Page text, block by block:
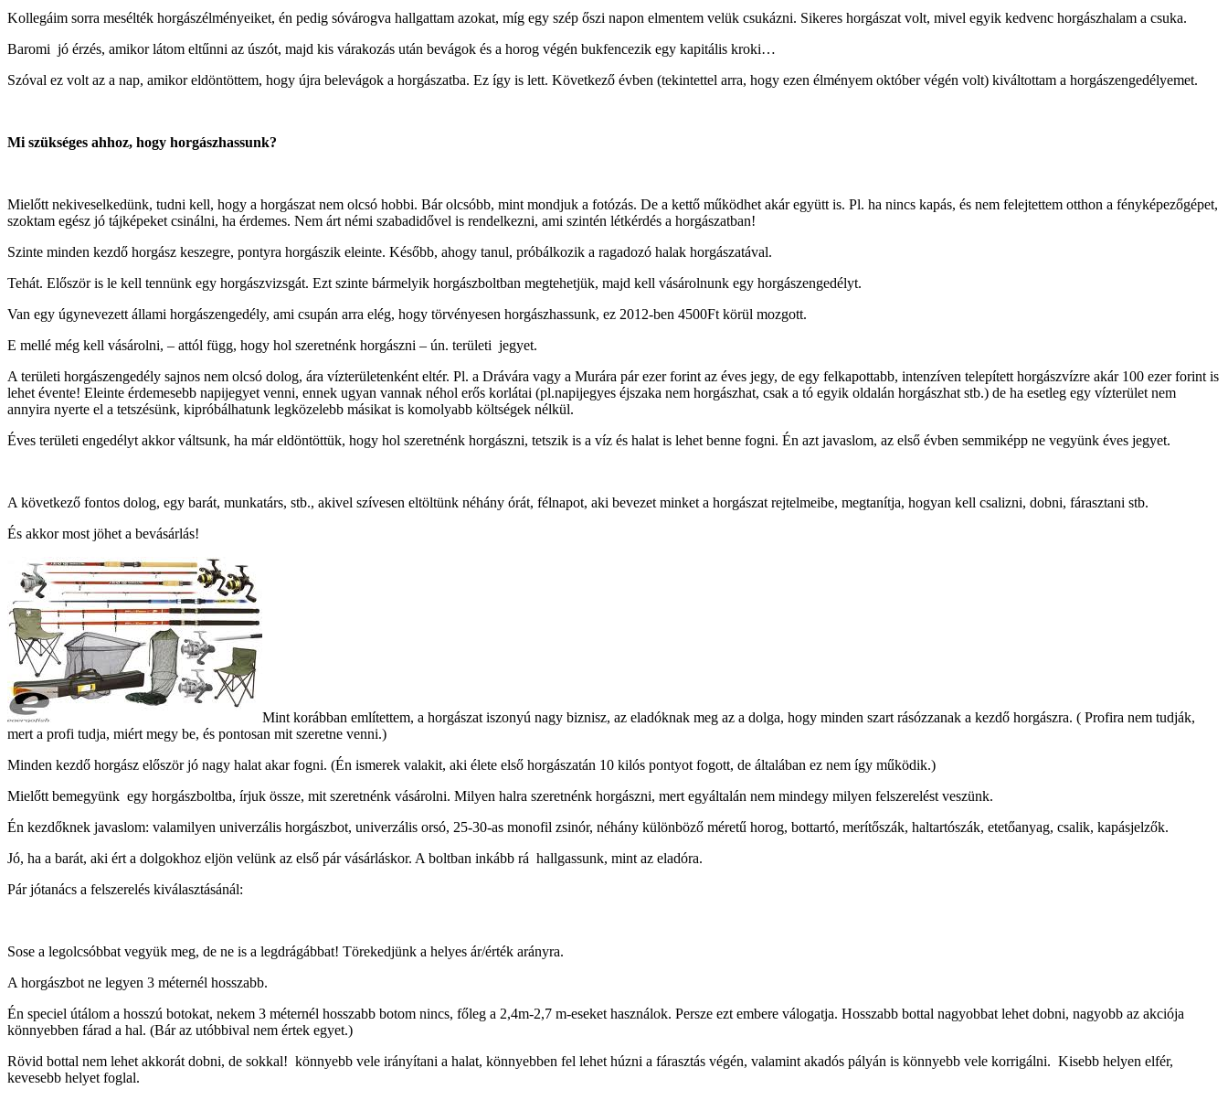
Kollegáim sorra mesélték horgászélményeiket, én pedig sóvárogva hallgattam azokat, míg egy szép őszi napon elmentem velük csukázni. Sikeres horgászat volt, mivel egyik kedvenc horgászhalam a csuka.
Baromi jó érzés, amikor látom eltűnni az úszót, majd kis várakozás után bevágok és a horog végén bukfencezik egy kapitális kroki…
Szóval ez volt az a nap, amikor eldöntöttem, hogy újra belevágok a horgászatba. Ez így is lett. Következő évben (tekintettel arra, hogy ezen élményem október végén volt) kiváltottam a horgászengedélyemet.
Mi szükséges ahhoz, hogy horgászhassunk?
Mielőtt nekiveselkedünk, tudni kell, hogy a horgászat nem olcsó hobbi. Bár olcsóbb, mint mondjuk a fotózás. De a kettő működhet akár együtt is. Pl. ha nincs kapás, és nem felejtettem otthon a fényképezőgépet,
szoktam egész jó tájképeket csinálni, ha érdemes. Nem árt némi szabadidővel is rendelkezni, ami szintén létkérdés a horgászatban!
Szinte minden kezdő horgász keszegre, pontyra horgászik eleinte. Később, ahogy tanul, próbálkozik a ragadozó halak horgászatával.
Tehát. Először is le kell tennünk egy horgászvizsgát. Ezt szinte bármelyik horgászboltban megtehetjük, majd kell vásárolnunk egy horgászengedélyt.
Van egy úgynevezett állami horgászengedély, ami csupán arra elég, hogy törvényesen horgászhassunk, ez 2012-ben 4500Ft körül mozgott.
E mellé még kell vásárolni, – attól függ, hogy hol szeretnénk horgászni – ún. területi jegyet.
A területi horgászengedély sajnos nem olcsó dolog, ára vízterületenként eltér. Pl. a Drávára vagy a Murára pár ezer forint az éves jegy, de egy felkapottabb, intenzíven telepített horgászvízre akár 100 ezer forint is
lehet évente! Eleinte érdemesebb napijegyet venni, ennek ugyan vannak néhol erős korlátai (pl.napijegyes éjszaka nem horgászhat, csak a tó egyik oldalán horgászhat stb.) de ha esetleg egy vízterület nem
annyira nyerte el a tetszésünk, kipróbálhatunk legközelebb másikat is komolyabb költségek nélkül.
Éves területi engedélyt akkor váltsunk, ha már eldöntöttük, hogy hol szeretnénk horgászni, tetszik is a víz és halat is lehet benne fogni. Én azt javaslom, az első évben semmiképp ne vegyünk éves jegyet.
A következő fontos dolog, egy barát, munkatárs, stb., akivel szívesen eltöltünk néhány órát, félnapot, aki bevezet minket a horgászat rejtelmeibe, megtanítja, hogyan kell csalizni, dobni, fárasztani stb.
És akkor most jöhet a bevásárlás!
Mint korábban említettem, a horgászat iszonyú nagy biznisz, az eladóknak meg az a dolga, hogy minden szart rásózzanak a kezdő horgászra. ( Profira nem tudják,
mert a profi tudja, miért megy be, és pontosan mit szeretne venni.)
Minden kezdő horgász először jó nagy halat akar fogni. (Én ismerek valakit, aki élete első horgászatán 10 kilós pontyot fogott, de általában ez nem így működik.)
Mielőtt bemegyünk egy horgászboltba, írjuk össze, mit szeretnénk vásárolni. Milyen halra szeretnénk horgászni, mert egyáltalán nem mindegy milyen felszerelést veszünk.
Én kezdőknek javaslom: valamilyen univerzális horgászbot, univerzális orsó, 25-30-as monofil zsinór, néhány különböző méretű horog, bottartó, merítőszák, haltartószák, etetőanyag, csalik, kapásjelzők.
Jó, ha a barát, aki ért a dolgokhoz eljön velünk az első pár vásárláskor. A boltban inkább rá hallgassunk, mint az eladóra.
Pár jótanács a felszerelés kiválasztásánál:
Sose a legolcsóbbat vegyük meg, de ne is a legdrágábbat! Törekedjünk a helyes ár/érték arányra.
A horgászbot ne legyen 3 méternél hosszabb.
Én speciel útálom a hosszú botokat, nekem 3 méternél hosszabb botom nincs, főleg a 2,4m-2,7 m-eseket használok. Persze ezt embere válogatja. Hosszabb bottal nagyobbat lehet dobni, nagyobb az akciója
könnyebben fárad a hal. (Bár az utóbbival nem értek egyet.)
Rövid bottal nem lehet akkorát dobni, de sokkal! könnyebb vele irányítani a halat, könnyebben fel lehet húzni a fárasztás végén, valamint akadós pályán is könnyebb vele korrigálni. Kisebb helyen elfér,
kevesebb helyet foglal.